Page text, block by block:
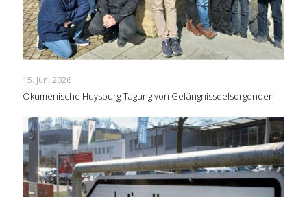
15. Juni 2026
Ökumenische Huysburg-Tagung von Gefängnisseelsorgenden